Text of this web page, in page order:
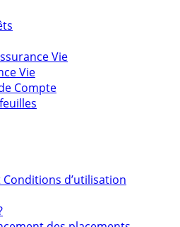
Vie
Vie
Compte
d’utilisation